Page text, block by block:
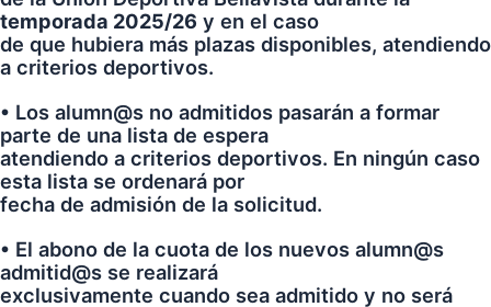
temporada 2025/26 y en el caso
de que hubiera más plazas disponibles, atendiendo
a criterios deportivos.
• Los alumn@s no admitidos pasarán a formar
parte de una lista de espera
atendiendo a criterios deportivos. En ningún caso
esta lista se ordenará por
fecha de admisión de la solicitud.
• El abono de la cuota de los nuevos alumn@s
admitid@s se realizará
exclusivamente cuando sea admitido y no será